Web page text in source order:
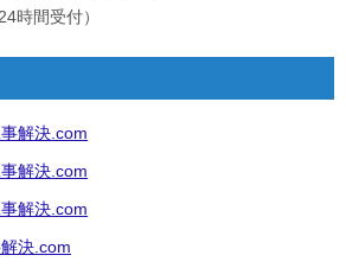
時間受付）
解決.com
解決.com
解決.com
決.com